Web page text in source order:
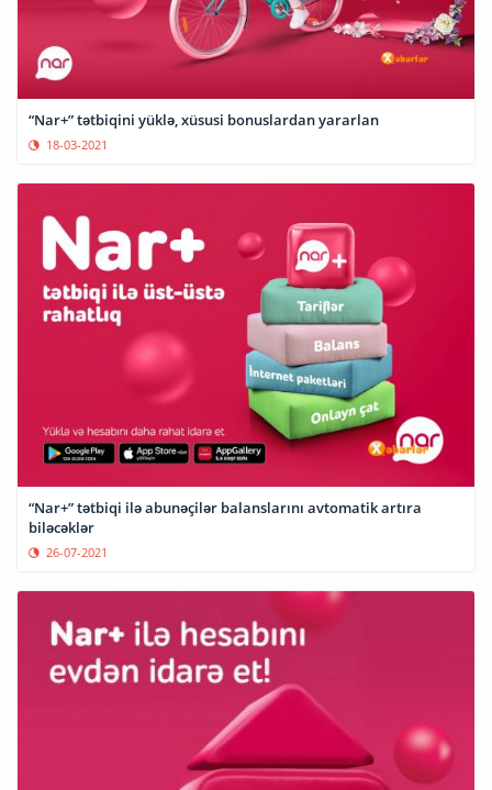
“Nar+” tətbiqini yüklə, xüsusi bonuslardan yararlan
18-03-2021
“Nar+” tətbiqi ilə abunəçilər balanslarını avtomatik artıra
biləcəklər
26-07-2021